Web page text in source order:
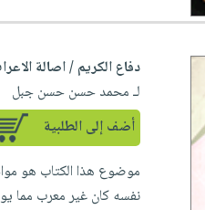
دفاع الكريم / اصالة
لـ محمد حسن حسن جبل
أضف إلى الطلبية
موضوع هذا الكتاب هو
نفسه كان غير معرب مما